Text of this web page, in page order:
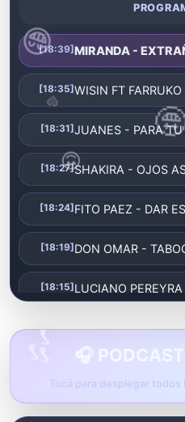
[18:39]MIRANDA -
[18:35]WISIN FT
[18:31]JUANES - PARA TU
[18:27]SHAKIRA - OJOS
[18:24]FITO PAEZ - DAR
[18:19]DON OMAR -
[18:15]LUCIANO
[18:11]CHAYANNE -
PRINCE ROYCE -
[18:04]SHAKIRA FEAT.
🎧
Tocá para desplegar
💛
😍
🎶